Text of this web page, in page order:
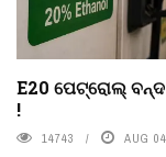
E20 ପେଟ୍ରୋଲ୍
!
14743 AUG